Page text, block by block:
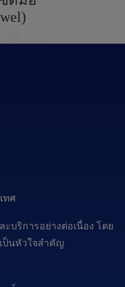
ทศ
บริการอย่างต่อเนื่อง โดย
ป็นหัวใจสำคัญ